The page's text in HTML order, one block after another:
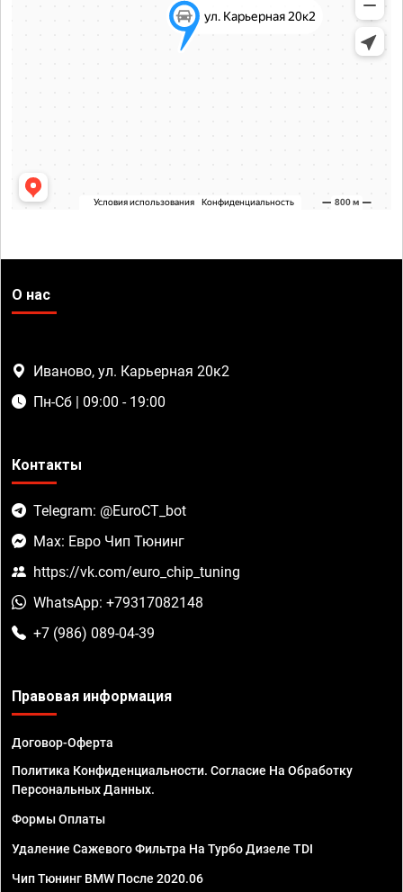
О нас
Иваново, ул. Карьерная 20к2
Пн-Сб | 09:00 - 19:00
Контакты
Telegram: @EuroCT_bot
Max: Евро Чип Тюнинг
https://vk.com/euro_chip_tuning
WhatsApp: +79317082148
+7 (986) 089-04-39
Правовая информация
Договор-Оферта
Политика Конфиденциальности. Согласие На Обработку
Персональных Данных.
Формы Оплаты
Удаление Сажевого Фильтра На Турбо Дизеле TDI
Чип Тюнинг BMW После 2020.06